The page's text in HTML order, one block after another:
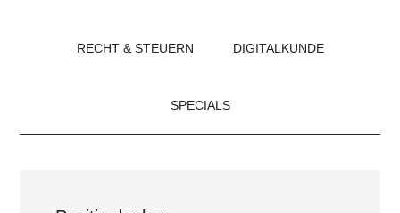
RECHT & STEUERN DIGITALKUNDE
SPECIALS